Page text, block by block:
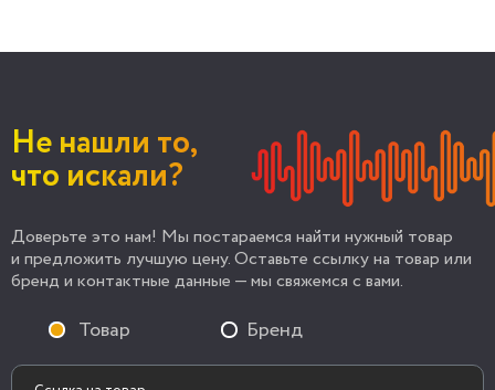
Не нашли то,
что искали?
Доверьте это нам! Мы постараемся найти нужный товар
и предложить лучшую цену. Оставьте ссылку на товар или
бренд и контактные данные — мы свяжемся с вами.
Товар Бренд